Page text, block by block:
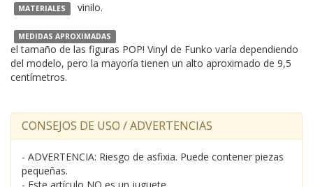
MATERIALES vinilo.
MEDIDAS APROXIMADAS
el tamaño de las figuras POP! Vinyl de Funko varía dependiendo
del modelo, pero la mayoría tienen un alto aproximado de 9,5
centímetros.
CONSEJOS DE USO / ADVERTENCIAS
- ADVERTENCIA: Riesgo de asfixia. Puede contener piezas
pequeñas.